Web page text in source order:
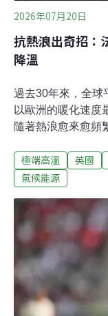
2026年07月20日
抗熱浪出奇招：
降溫
過去30年來，全球
以歐洲的暖化速度
隨著熱浪愈來愈頻
眾開始用白色粉筆
更有英國研究人員
搶碎粉筆據《
40°C，一種原本
「默東白粉」（
缺貨。根據知名國
前的工匠和家庭會
或是作為油漆和批
室上頭，以減少烈
極端高溫 英國
氣候能源